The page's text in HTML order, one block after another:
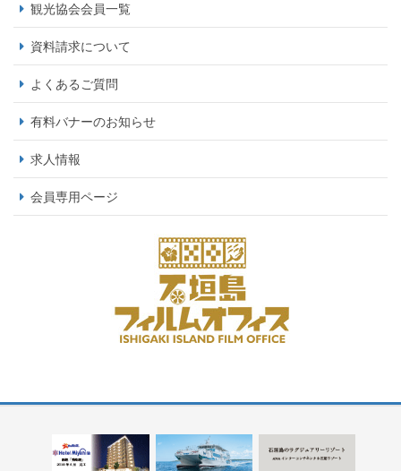
観光協会会員一覧
資料請求について
よくあるご質問
有料バナーのお知らせ
求人情報
会員専用ページ